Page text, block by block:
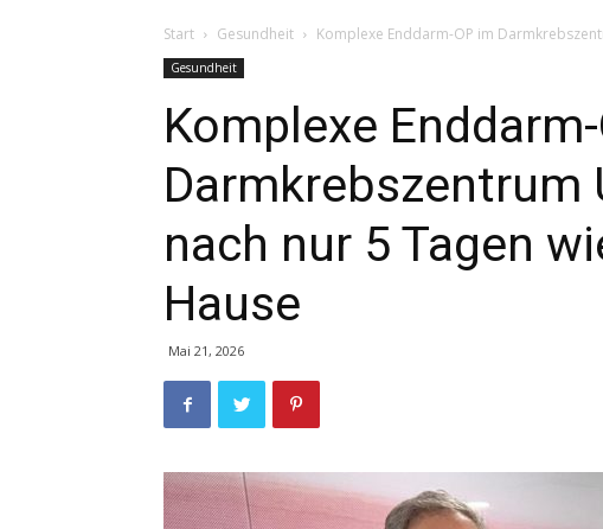
Start Gesundheit Komplexe Enddarm-OP im
Gesundheit
Komplexe
Darmkrebszentrum
nach nur 5 Tagen
Hause
Mai 21, 2026